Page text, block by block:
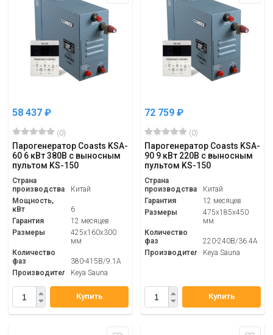
58 437 ₽
(0)
Парогенератор Coasts KSA-
60 6 кВт 380В с выносным
пультом KS-150
Страна
производства
Китай
Мощность,
кВт
6
Гарантия
12 месяцев
Размеры
425x160x300
мм
Количество
фаз
380-415В/9.1А
Производитель
Keya Sauna
Купить
72 759 ₽
(0)
Парогенератор Coasts KSA-
90 9 кВт 220В с выносным
пультом KS-150
Страна
производства
Китай
Гарантия
12 месяцев
Размеры
475x185x450
мм
Количество
фаз
220-240В/36.4А
Производитель
Keya Sauna
Купить